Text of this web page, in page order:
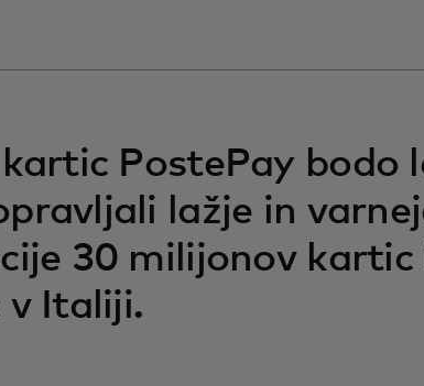
PostePay bodo
lažje in
30 milijonov
v Italiji.